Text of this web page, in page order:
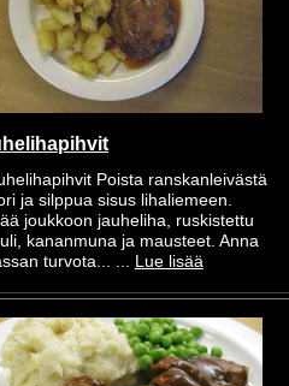
Poista ranskanleivästä
ja silppua sisus lihaliemeen.
joukkoon jauheliha, ruskistettu
kananmuna ja mausteet. Anna
turvota... ...
Lue lisää